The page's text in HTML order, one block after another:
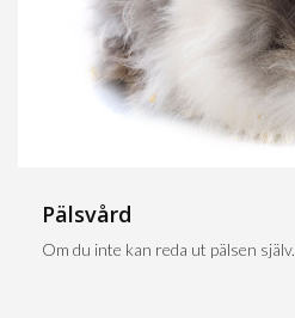
Pälsvård
Om du inte kan reda ut pälsen själv.